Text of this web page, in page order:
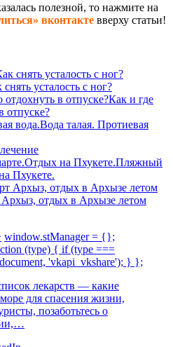
полезной, то нажмите на
вконтакте вверху статьи!
усталость с ног?
Как и где
отпуске?
Вода талая. Протиевая
Пляжный
Пхукете.
отдых в Архызе летом
window.stManager = {};
(type) { if (type ===
'vkapi_vkshare'); } };
лекарств — какие
для спасения жизни,
позаботьтесь о